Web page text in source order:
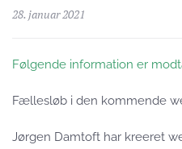
28. januar 2021
Følgende information er
Fællesløb i den kommende
Jørgen Damtoft har kreeret